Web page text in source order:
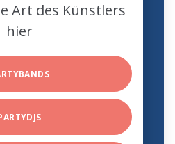
Art des Künstlers
hier